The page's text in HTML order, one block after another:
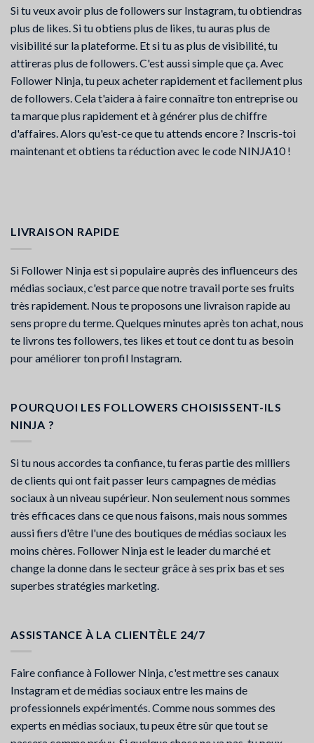
Si tu veux avoir plus de followers sur Instagram, tu obtiendras
plus de likes. Si tu obtiens plus de likes, tu auras plus de
visibilité sur la plateforme. Et si tu as plus de visibilité, tu
attireras plus de followers. C'est aussi simple que ça. Avec
Follower Ninja, tu peux acheter rapidement et facilement plus
de followers. Cela t'aidera à faire connaître ton entreprise ou
ta marque plus rapidement et à générer plus de chiffre
d'affaires. Alors qu'est-ce que tu attends encore ? Inscris-toi
maintenant et obtiens ta réduction avec le code NINJA10 !
LIVRAISON RAPIDE
Si Follower Ninja est si populaire auprès des influenceurs des
médias sociaux, c'est parce que notre travail porte ses fruits
très rapidement. Nous te proposons une livraison rapide au
sens propre du terme. Quelques minutes après ton achat, nous
te livrons tes followers, tes likes et tout ce dont tu as besoin
pour améliorer ton profil Instagram.
POURQUOI LES FOLLOWERS CHOISISSENT-ILS
NINJA ?
Si tu nous accordes ta confiance, tu feras partie des milliers
de clients qui ont fait passer leurs campagnes de médias
sociaux à un niveau supérieur. Non seulement nous sommes
très efficaces dans ce que nous faisons, mais nous sommes
aussi fiers d'être l'une des boutiques de médias sociaux les
moins chères. Follower Ninja est le leader du marché et
change la donne dans le secteur grâce à ses prix bas et ses
superbes stratégies marketing.
ASSISTANCE À LA CLIENTÈLE 24/7
Faire confiance à Follower Ninja, c'est mettre ses canaux
Instagram et de médias sociaux entre les mains de
professionnels expérimentés. Comme nous sommes des
experts en médias sociaux, tu peux être sûr que tout se